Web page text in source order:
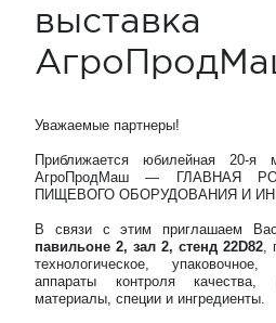
выставка
Уважаемые партнеры!
Приближается юбилейная 20-я
АгроПродМаш — ГЛАВНАЯ
ПИЩЕВОГО ОБОРУДОВАНИЯ И
В связи с этим приглашаем
павильоне 2, зал 2, стенд 22D82,
технологическое,
аппараты контроля качества,
материалы, специи и ингредиенты.